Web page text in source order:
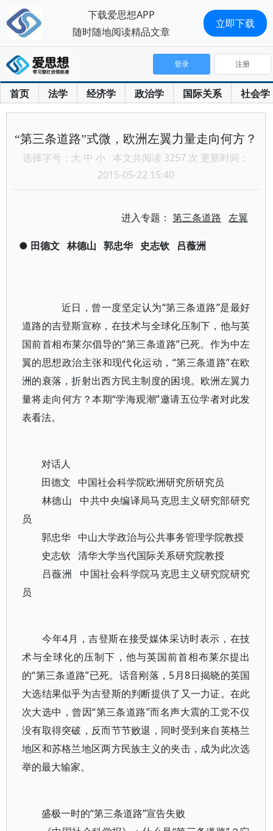
首页 法学 经济学 政治学 国际关系 社会学
登录 注册
“第三条道路”式微，欧洲左翼力量走向何方？
选择字号： 大 中 小 本文共阅读 3257 次 更新时间：
2015-05-22 15:40
进入专题：第三条道路 左翼
● 田德文 林德山 郭忠华 史志钦 吕薇洲
近日，曾一度坚定认为“第三条道路”是最好
道路的吉登斯宣称，在技术与全球化压制下，他与英
国前首相布莱尔倡导的“第三条道路”已死。作为中左
翼的思想政治主张和现代化运动，“第三条道路”在欧
洲的衰落，折射出西方民主制度的困境。欧洲左翼力
量将走向何方？本期“学海观潮”邀请五位学者对此发
表看法。
对话人
田德文 中国社会科学院欧洲研究所研究员
林德山 中共中央编译局马克思主义研究部研究
员
郭忠华 中山大学政治与公共事务管理学院教授
史志钦 清华大学当代国际关系研究院教授
吕薇洲 中国社会科学院马克思主义研究院研究
员
今年4月，吉登斯在接受媒体采访时表示，在技
术与全球化的压制下，他与英国前首相布莱尔提出
的“第三条道路”已死。话音刚落，5月8日揭晓的英国
大选结果似乎为吉登斯的判断提供了又一力证。在此
次大选中，曾因“第三条道路”而名声大震的工党不仅
没有取得突破，反而节节败退，同时受到来自英格兰
地区和苏格兰地区两方民族主义的夹击，成为此次选
举的最大输家。
盛极一时的“第三条道路”宣告失败
下载爱思想APP
随时随地阅读精品文章
立即下载